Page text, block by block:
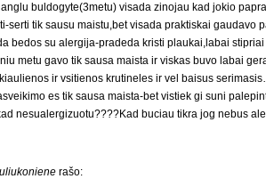
buldogyte(3metu) visada zinojau kad jokio
serti tik sausu maistu,bet visada praktiskai gaudavo
bedos su alergija-pradeda kristi plaukai,labai stipriai
metu gavo tik sausa maista ir viskas buvo labai
ir vsitienos krutineles ir vel baisus
es tik sausa maista-bet vistiek gi suni
nesualergizuotu????Kad buciau tikra jog nebus
rašo: